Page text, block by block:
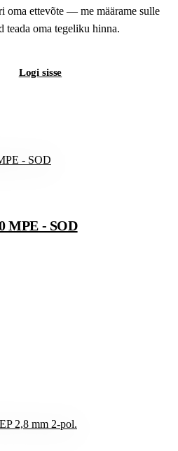
oma ettevõte — me määrame sulle
teada oma tegeliku hinna.
Logi sisse
MPE - SOD